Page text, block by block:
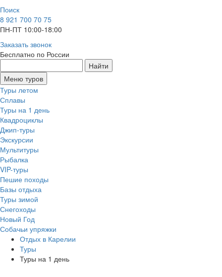
Поиск
8 921 700 70 75
ПН-ПТ 10:00-18:00
Заказать звонок
Бесплатно по России
Найти
Меню туров
Туры летом
Сплавы
Туры на 1 день
Квадроциклы
Джип-туры
Экскурсии
Мультитуры
Рыбалка
VIP-туры
Пешие походы
Базы отдыха
Туры зимой
Снегоходы
Новый Год
Собачьи упряжки
Отдых в Карелии
Туры
Туры на 1 день